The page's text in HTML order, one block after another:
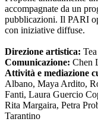
accompagnate da un
pubblicazioni. Il PARI
con iniziative diffuse.
Direzione artistica:
Comunicazione: Chen
Attività e mediazione
Albano, Maya Ardito,
Fanti, Laura Guercio
Rita Margaira, Petra
Tarantino